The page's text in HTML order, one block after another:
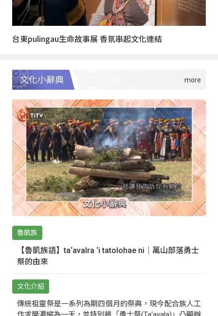
台東pulingau生命故事展 香氛串起文化連結
文化小辭典
魯凱族
【魯凱族語】ta‘avalra ‘i tatolohae ni｜萬山部落勇士
祭的由來
文化介紹
傳統祖靈祭是一系列為期四個月的祭典，現今配合族人工